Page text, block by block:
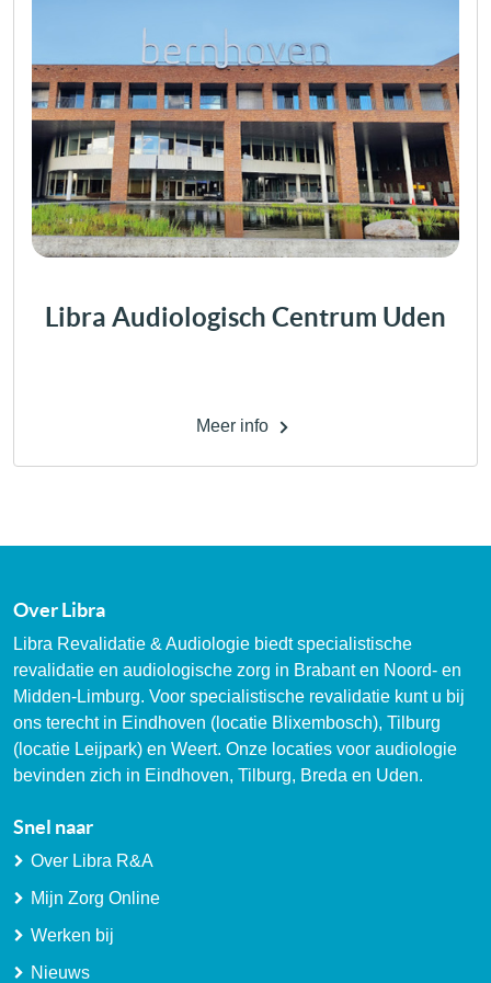
Libra Audiologisch Centrum Uden
Meer info
Over Libra
Libra Revalidatie & Audiologie biedt specialistische
revalidatie en audiologische zorg in Brabant en Noord- en
Midden-Limburg. Voor specialistische revalidatie kunt u bij
ons terecht in Eindhoven (locatie Blixembosch), Tilburg
(locatie Leijpark) en Weert. Onze locaties voor audiologie
bevinden zich in Eindhoven, Tilburg, Breda en Uden.
Snel naar
Over Libra R&A
Mijn Zorg Online
Werken bij
Nieuws